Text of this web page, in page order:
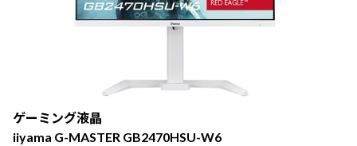
ゲーミング液晶
iiyama G-MASTER GB2470HSU-W6